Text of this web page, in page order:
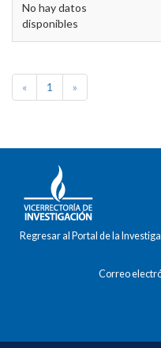
No hay datos
disponibles
« 1 »
Regresar al Portal de la
Correo